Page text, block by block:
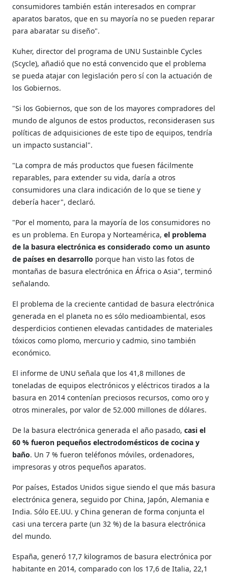
consumidores también están interesados en comprar
aparatos baratos, que en su mayoría no se pueden reparar
para abaratar su diseño".
Kuher, director del programa de UNU Sustainble Cycles
(Scycle), añadió que no está convencido que el problema
se pueda atajar con legislación pero sí con la actuación de
los Gobiernos.
"Si los Gobiernos, que son de los mayores compradores del
mundo de algunos de estos productos, reconsiderasen sus
políticas de adquisiciones de este tipo de equipos, tendría
un impacto sustancial".
"La compra de más productos que fuesen fácilmente
reparables, para extender su vida, daría a otros
consumidores una clara indicación de lo que se tiene y
debería hacer", declaró.
"Por el momento, para la mayoría de los consumidores no
es un problema. En Europa y Norteamérica,el problema
de la basura electrónica es considerado como un asunto
de países en desarrollo porque han visto las fotos de
montañas de basura electrónica en África o Asia", terminó
señalando.
El problema de la creciente cantidad de basura electrónica
generada en el planeta no es sólo medioambiental, esos
desperdicios contienen elevadas cantidades de materiales
tóxicos como plomo, mercurio y cadmio, sino también
económico.
El informe de UNU señala que los 41,8 millones de
toneladas de equipos electrónicos y eléctricos tirados a la
basura en 2014 contenían preciosos recursos, como oro y
otros minerales, por valor de 52.000 millones de dólares.
De la basura electrónica generada el año pasado,casi el
60 % fueron pequeños electrodomésticos de cocina y
baño. Un 7 % fueron teléfonos móviles, ordenadores,
impresoras y otros pequeños aparatos.
Por países, Estados Unidos sigue siendo el que más basura
electrónica genera, seguido por China, Japón, Alemania e
India. Sólo EE.UU. y China generan de forma conjunta el
casi una tercera parte (un 32 %) de la basura electrónica
del mundo.
España, generó 17,7 kilogramos de basura electrónica por
habitante en 2014, comparado con los 17,6 de Italia, 22,1